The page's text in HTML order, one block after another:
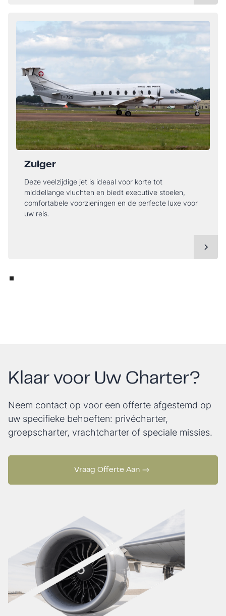
Zuiger
Deze veelzijdige jet is ideaal voor korte tot
middellange vluchten en biedt executive stoelen,
comfortabele voorzieningen en de perfecte luxe voor
uw reis.
Klaar voor Uw Charter?
Neem contact op voor een offerte afgestemd op
uw specifieke behoeften: privécharter,
groepscharter, vrachtcharter of speciale missies.
Vraag Offerte Aan